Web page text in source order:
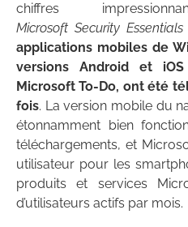
chiffres
Microsoft Security Essentials
applications mobiles de
versions Android et
Microsoft To-Do, ont été
fois. La version mobile du
étonnamment bien
téléchargements, et
utilisateur pour les
produits et services
d’utilisateurs actifs par mois.